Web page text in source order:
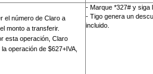
el número de Claro a
monto a transferir.
esta operación, Claro
operación de $627+IVA,
- Marque *327# y siga
- Tigo genera un
incluido.